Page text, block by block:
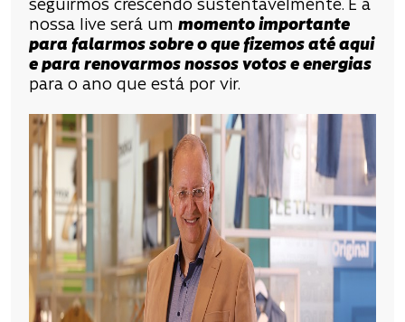
seguirmos crescendo sustentavelmente. E a
nossa live será um momento importante
para falarmos sobre o que fizemos até aqui
e para renovarmos nossos votos e energias
para o ano que está por vir.